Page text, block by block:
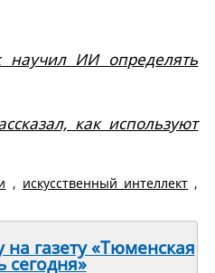
научил ИИ определять
как используют
, искусственный интеллект ,
газету «Тюменская
сегодня»